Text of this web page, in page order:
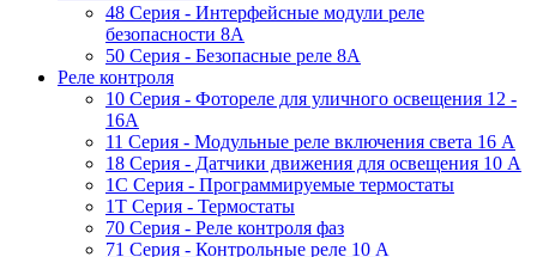
48 Серия - Интерфейсные модули реле
безопасности 8А
50 Серия - Безопасные реле 8А
Реле контроля
10 Серия - Фотореле для уличного освещения 12 -
16A
11 Серия - Модульные реле включения света 16 A
18 Серия - Датчики движения для освещения 10 A
1C Серия - Программируемые термостаты
1Т Серия - Термостаты
70 Серия - Реле контроля фаз
71 Серия - Контрольные реле 10 A